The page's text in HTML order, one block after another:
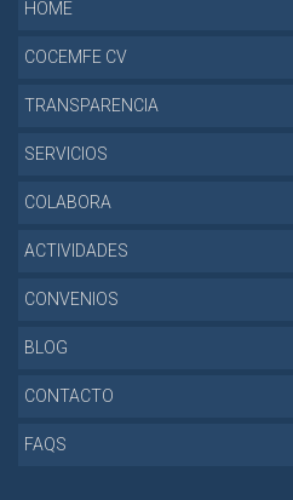
HOME
COCEMFE CV
TRANSPARENCIA
SERVICIOS
COLABORA
ACTIVIDADES
CONVENIOS
BLOG
CONTACTO
FAQS